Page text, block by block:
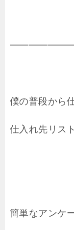
僕の普段から
仕入れ先リス
簡単なアンケ